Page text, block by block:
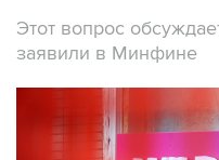
Этот вопрос
заявили в Минфине